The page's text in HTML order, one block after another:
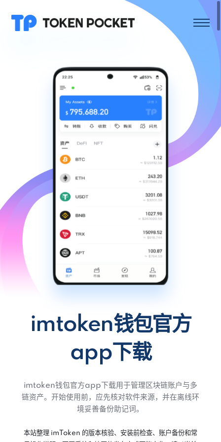
imtoken钱包官方
app下载
imtoken钱包官方app下载用于管理区块链账户与多
链资产。开始使用前，应先核对软件来源，并在离线环
境妥善备份助记词。
本站整理 imToken 的版本核验、安装前检查、账户备份和常